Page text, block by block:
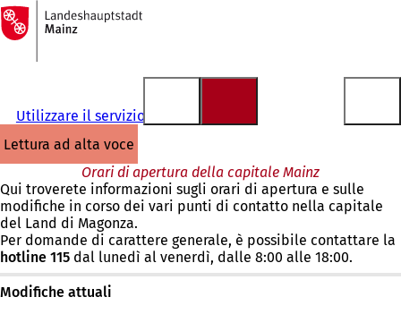
Vai al contenuto
Alla
pagina
iniziale
Utilizzare il servizio
lettura ad alta voce
Orari di apertura della capitale Mainz
Qui troverete informazioni sugli orari di apertura e sulle
modifiche in corso dei vari punti di contatto nella capitale
del Land di Magonza.
Per domande di carattere generale, è possibile contattare la
hotline 115 dal lunedì al venerdì, dalle 8:00 alle 18:00.
Modifiche attuali